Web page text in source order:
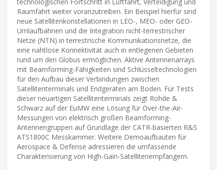
Raumfahrt weiter voranzutreiben. Ein Beispiel hierfür sind
neue Satellitenkonstellationen in LEO-, MEO- oder GEO-
Umlaufbahnen und die Integration nicht-terrestrischer
Netze (NTN) in terrestrische Kommunikationsnetze, die
eine nahtlose Konnektivität auch in entlegenen Gebieten
rund um den Globus ermöglichen. Aktive Antennenarrays
mit Beamforming-Fähigkeiten sind Schlüsseltechnologien
für den Aufbau dieser Verbindungen zwischen
Satellitenterminals und Endgeräten am Boden. Für Tests
dieser neuartigen Satellitenterminals zeigt Rohde &
Schwarz auf der EuMW eine Lösung für Over-the-Air-
Messungen von elektrisch großen Beamforming-
Antennengruppen auf Grundlage der CATR-basierten R&S
ATS1800C Messkammer. Weitere Demoaufbauten für
Aerospace & Defense adressieren die umfassende
Charakterisierung von High-Gain-Satellitenempfängern.